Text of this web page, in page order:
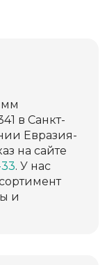
мм
в Санкт-
Евразия-
на сайте
. У нас
и